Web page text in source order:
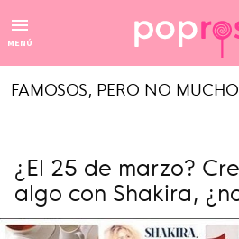
MENÚ
FAMOSOS, PERO NO MUCHO
¿El 25 de marzo?
algo con Shakira,